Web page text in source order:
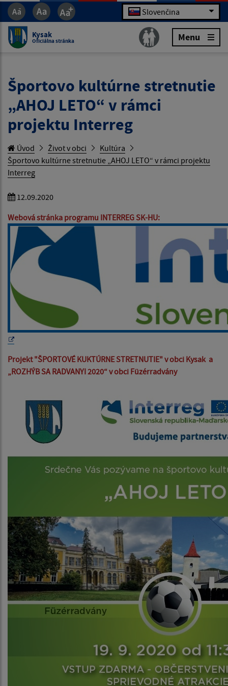
Slovenčina
Kysak
Oficiálna stránka Menu
Športovo kultúrne stretnutie
„AHOJ LETO“ v rámci
projektu Interreg
Úvod Život v obci
Kultúra
Športovo kultúrne stretnutie „AHOJ LETO“ v rámci projektu
Interreg
12.09.2020
Webová stránka programu INTERREG SK-HU:
Projekt "ŠPORTOVÉ KUKTÚRNE STRETNUTIE" v obci Kysak a
„ROZHÝB SA RADVANYI 2020“ v obci Füzérradvány